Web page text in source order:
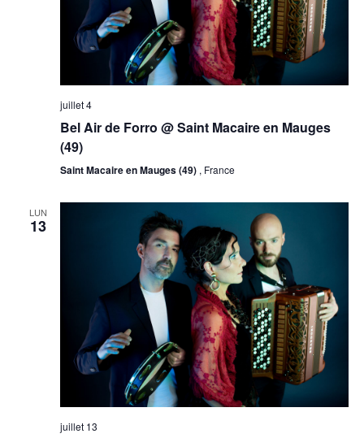
juillet 4
Bel Air de Forro @ Saint Macaire en Mauges
(49)
Saint Macaire en Mauges (49) , France
LUN
13
juillet 13